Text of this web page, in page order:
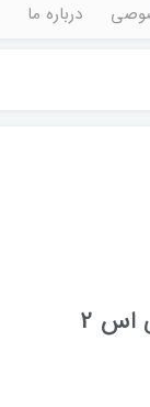
درباره ما
2